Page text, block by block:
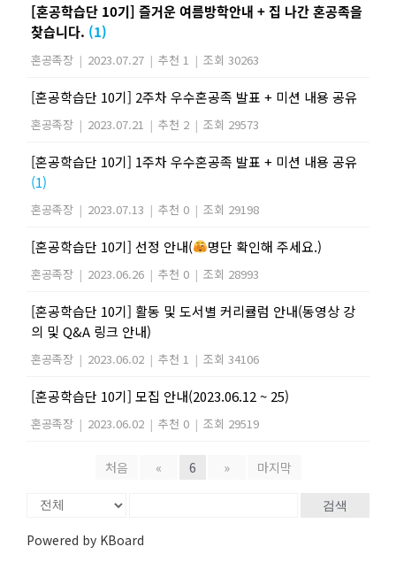
[혼공학습단 10기] 즐거운 여름방학안내 + 집 나간 혼공족을
찾습니다. (1)
혼공족장 | 2023.07.27 | 추천 1 | 조회 30263
[혼공학습단 10기] 2주차 우수혼공족 발표 + 미션 내용 공유
혼공족장 | 2023.07.21 | 추천 2 | 조회 29573
[혼공학습단 10기] 1주차 우수혼공족 발표 + 미션 내용 공유
(1)
혼공족장 | 2023.07.13 | 추천 0 | 조회 29198
[혼공학습단 10기] 선정 안내( 명단 확인해 주세요.)
혼공족장 | 2023.06.26 | 추천 0 | 조회 28993
[혼공학습단 10기] 활동 및 도서별 커리큘럼 안내(동영상 강
의 및 Q&A 링크 안내)
혼공족장 | 2023.06.02 | 추천 1 | 조회 34106
[혼공학습단 10기] 모집 안내(2023.06.12 ~ 25)
혼공족장 | 2023.06.02 | 추천 0 | 조회 29519
처음 « 6 » 마지막
검색
Powered by KBoard